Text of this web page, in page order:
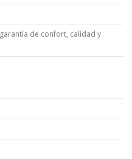
de confort, calidad y